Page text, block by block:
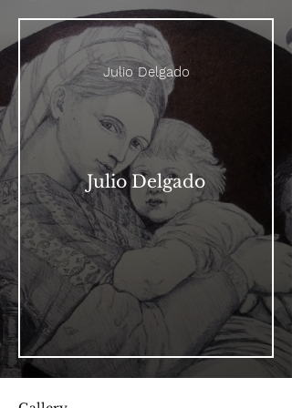
Julio Delgado
Julio Delgado